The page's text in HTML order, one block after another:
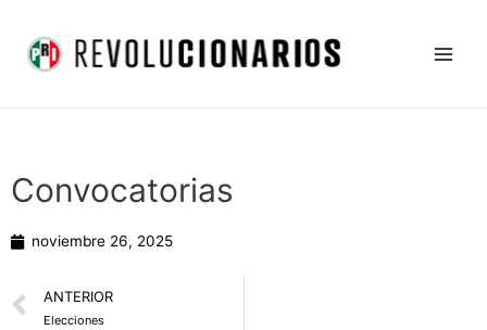
contenido
Convocatorias
noviembre 26, 2025
Prev
ANTERIOR
Elecciones